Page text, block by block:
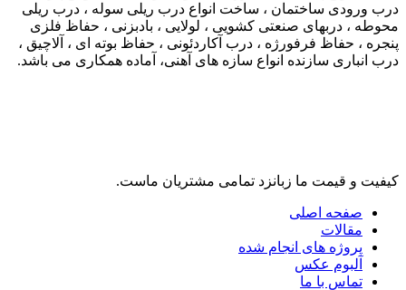
درب ورودی ساختمان ، ساخت انواع درب ریلی سوله ، درب ریلی
محوطه ، دربهای صنعتی کشویی ، لولایی ، بادبزنی ، حفاظ فلزی
پنجره ، حفاظ فرفورژه ، درب آکاردئونی ، حفاظ بوته ای ، آلاچیق ،
درب انباری سازنده انواع سازه های آهنی، آماده همکاری می باشد.
کیفیت و قیمت ما زبانزد تمامی مشتریان ماست.
صفحه اصلی
مقالات
پروژه های انجام شده
آلبوم عکس
تماس با ما